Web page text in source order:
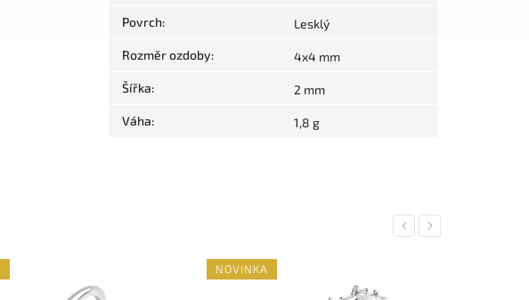
Povrch: Lesklý
Rozměr ozdoby: 4x4 mm
Šířka: 2 mm
Váha: 1,8 g
Previous
NOVINKA
Next